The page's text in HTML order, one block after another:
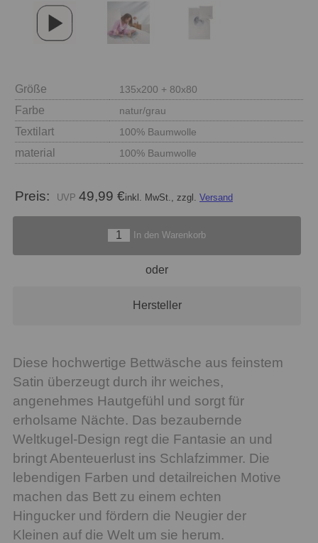
Größe 135x200 + 80x80
Farbe natur/grau
Textilart 100% Baumwolle
material 100% Baumwolle
Preis: 49,99 €inkl. MwSt., zzgl. Versand
In den Warenkorb
oder
Hersteller
Diese hochwertige Bettwäsche aus feinstem
Satin überzeugt durch ihr weiches,
angenehmes Hautgefühl und sorgt für
erholsame Nächte. Das bezaubernde
Weltkugel-Design regt die Fantasie an und
bringt Abenteuerlust ins Schlafzimmer. Die
lebendigen Farben und detailreichen Motive
machen das Bett zu einem echten
Hingucker und fördern die Neugier der
Kleinen auf die Welt um sie herum.